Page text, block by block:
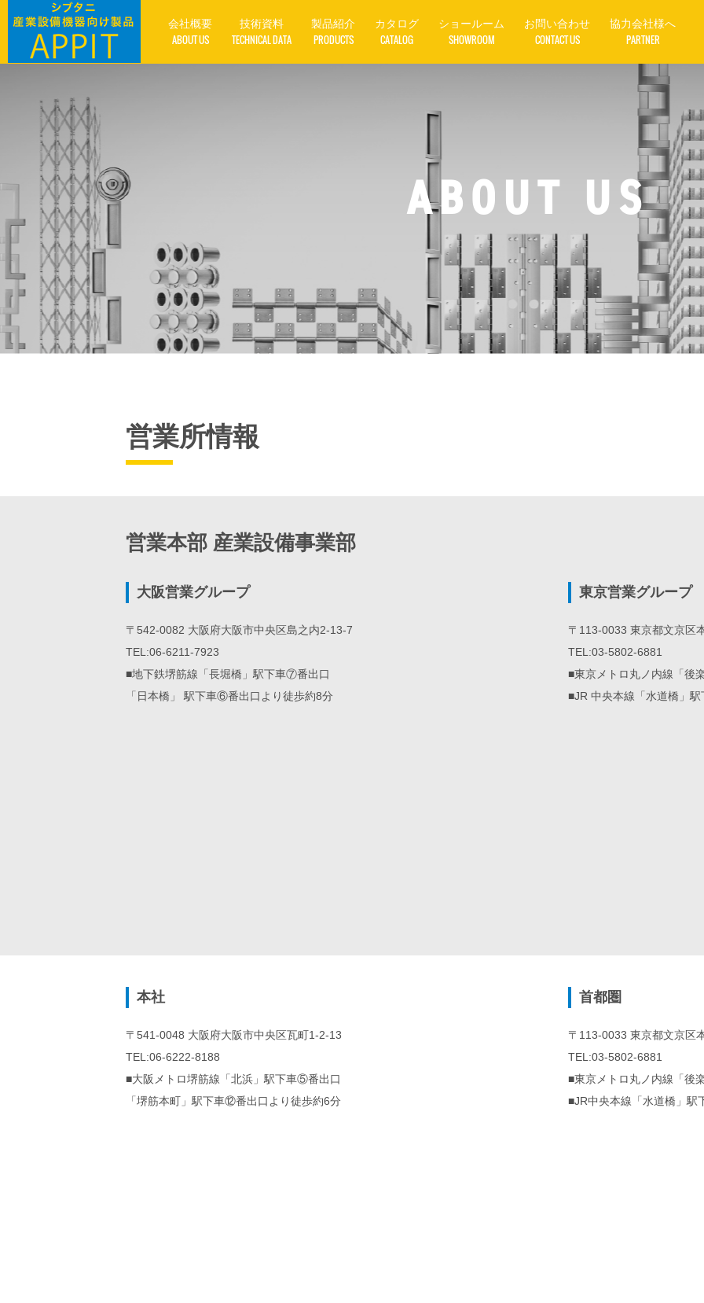
会社概要
ABOUT US
技術資料
TECHNICAL DATA
製品紹介
PRODUCTS
カタログ
CATALOG
ショールーム
SHOWROOM
お問い合わせ
CONTACT US
協力会社様へ
PARTNER
ABOUT US
営業所情報
営業本部 産業設備事業部
大阪営業グループ
〒542-0082 大阪府大阪市中央区島之内2-13-7
TEL:06-6211-7923
■地下鉄堺筋線「長堀橋」駅下車⑦番出口
「日本橋」 駅下車⑥番出口より徒歩約8分
東京営業グループ
〒113-0033 東京都文京区
TEL:03-5802-6881
■東京メトロ丸ノ内線「後
■JR 中央本線「水道橋」
本社
〒541-0048 大阪府大阪市中央区瓦町1-2-13
TEL:06-6222-8188
■大阪メトロ堺筋線「北浜」駅下車⑤番出口
「堺筋本町」駅下車⑫番出口より徒歩約6分
首都圏
〒113-0033 東京都文京区
TEL:03-5802-6881
■東京メトロ丸ノ内線「後
■JR中央本線「水道橋」駅